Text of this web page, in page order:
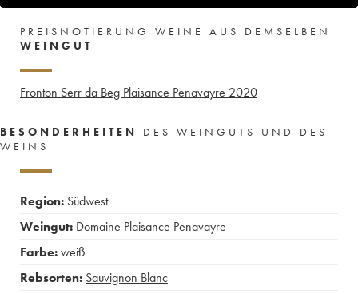
PREISNOTIERUNG WEINE AUS DEMSELBEN
WEINGUT
Fronton Serr da Beg Plaisance Penavayre 2020
BESONDERHEITEN
DES WEINGUTS UND DES
WEINS
Region: Südwest
Weingut: Domaine Plaisance Penavayre
Farbe:weiß
Rebsorten: Sauvignon Blanc